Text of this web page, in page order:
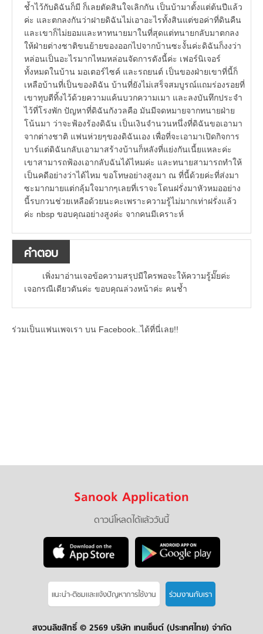
ช้ำไว้กับดิฉันก็มี ก็เลยตัดสินใจเลิกกัน เป็นบ้ามาตั้งแต่ต้นปีแล้ว
ค่ะ และตกลงกันว่าฝายดิฉันไม่เอาอะไรทั้งสินแต่ขอค่าที่ดินคืน
และเขาก็ไม่ยอมและหาทนายมาในที่สุดแต่ทนายกลับมาตกลง
ให้ฝ่ายต่างชาติขนย้ายของออกไปจากบ้านซะงั้นค่ะดิฉันก็งงว่า
หล่อนเป็นอะไรมากไหมหล่อนจัดการดังนี้ค่ะ เฟอร์นิเจอร์
ทั้งหมดในบ้าน มอเตอร์ไซค์ และรถยนต์ เป็นของฝ่ายเขาที่นี้ก็
เหลือบ้านที่เป็นของดิฉัน บ้านที่ยังไม่เสร็จสมบูรณ์แถมร่องรอยที่
เขาทุบตีทิ้งไว้ด้วยความแค้นบวกความเมา และลงบันทึกประจำ
ไว้ที่โรงพัก ปัญหาที่ดิฉันกังวลคือ มันมีจดหมายจากทนายฝ่าย
โน้นมา ว่าจะฟ้องร้องดิฉัน เป็นเงินจำนวนหนึ่งที่ดิฉันขอเอามา
จากต่างชาติ แฟนห่วยๆของดิฉันเอง เพื่อที่จะเอามาเปิดกิจการ
บาร์แต่ดิฉันกลับเอามาสร้างบ้านก็หลังที่แย่งกันเนี้ยแหละค่ะ
เขาสามารถฟ้องเอากลับฉันได้ไหมค่ะ และทนายสามารถทำให้
เป็นคดีอย่างว่าได้ไหม ขอโทษอย่างสูงมา ณ ที่นี้ด้วยค่ะที่ส่งมา
ซะมากมายแต่กลุ้มใจมากๆเลยที่เราจะโดนฝรั่งมาหัวหมออย่าง
นี้รบกวนช่วยเหลือด้วยนะคะเพราะความรู้ไม่มากเท่าฝรั่งแล้ว
ค่ะ nbsp ขอบคุณอย่างสูงค่ะ จากคนมีเคราะห์
คำตอบ
เพิ่งมาอ่านเจอข้อความสรุปมีใครพอจะให้ความรู้มั๊ยค่ะ
เจอกรณีเดียวดันค่ะ ขอบคุณล่วงหน้าค่ะ คนช้ำ
ร่วมเป็นแฟนเพจเรา บน Facebook..ได้ที่นี่เลย!!
Sanook Application
ดาวน์โหลดได้แล้ววันนี้
แนะนำ-ติชมเเละแจ้งปัญหาการใช้งาน ร่วมงานกับเรา
สงวนลิขสิทธิ์ © 2569 บริษัท เทนเซ็นต์ (ประเทศไทย) จำกัด